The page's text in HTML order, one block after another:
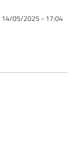
14/05/2025 - 17:04